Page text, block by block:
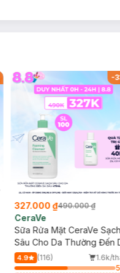
-
327.000 ₫490.000 ₫
CeraVe
Sữa Rửa Mặt CeraVe
Sâu Cho Da Thường Đến
Dầu 473ml
4.9 (116)
1.6k/